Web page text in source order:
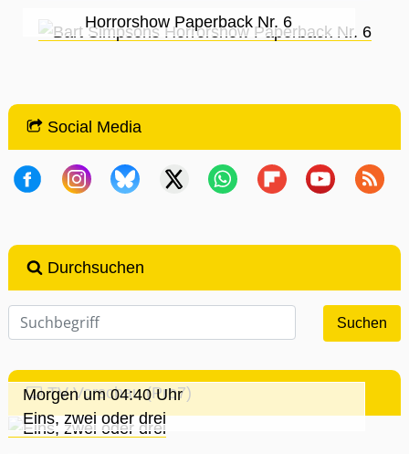
Horrorshow Paperback Nr. 6
Social Media
Durchsuchen
TV-Vorschau (Pro7)
Morgen um 04:40 Uhr
Eins, zwei oder drei